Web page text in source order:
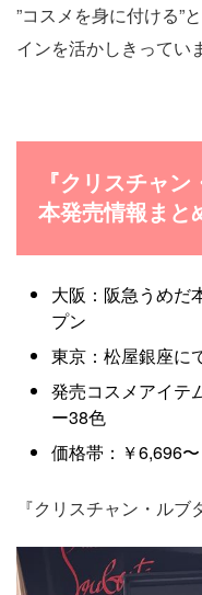
”コスメを身に付ける”
インを活かしきってい
『クリスチャ
本発売情報まと
大阪：阪急うめだ
プン
東京：松屋銀座に
発売コスメアイテ
ー38色
価格帯：￥6,696〜
『クリスチャン・ル